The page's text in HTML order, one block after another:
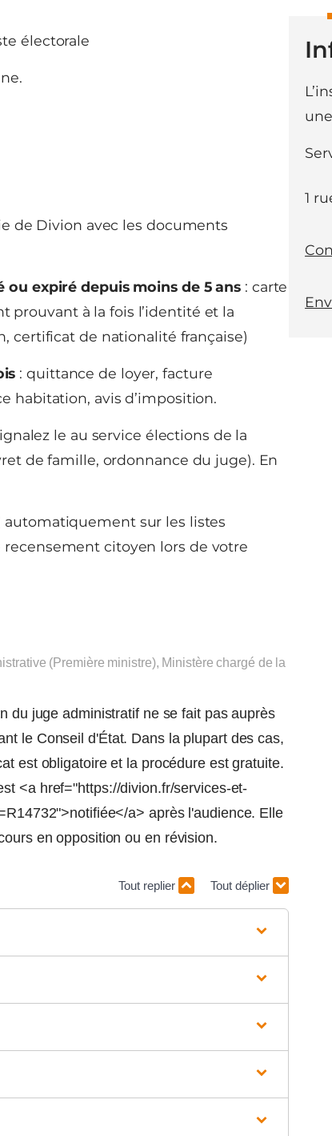
électorale
de Divion avec les documents
expiré depuis moins de 5 ans : carte
prouvant à la fois l’identité et la
certificat de nationalité française)
: quittance de loyer, facture
habitation, avis d’imposition.
le au service élections de la
de famille, ordonnance du juge). En
automatiquement sur les listes
recensement citoyen lors de votre
(Première ministre), Ministère chargé de la
du juge administratif ne se fait pas auprès
le Conseil d'État. Dans la plupart des cas,
est obligatoire et la procédure est gratuite.
<a href="https://divion.fr/services-et-
a> après l'audience. Elle
en opposition ou en révision.
Tout replier Tout déplier
1